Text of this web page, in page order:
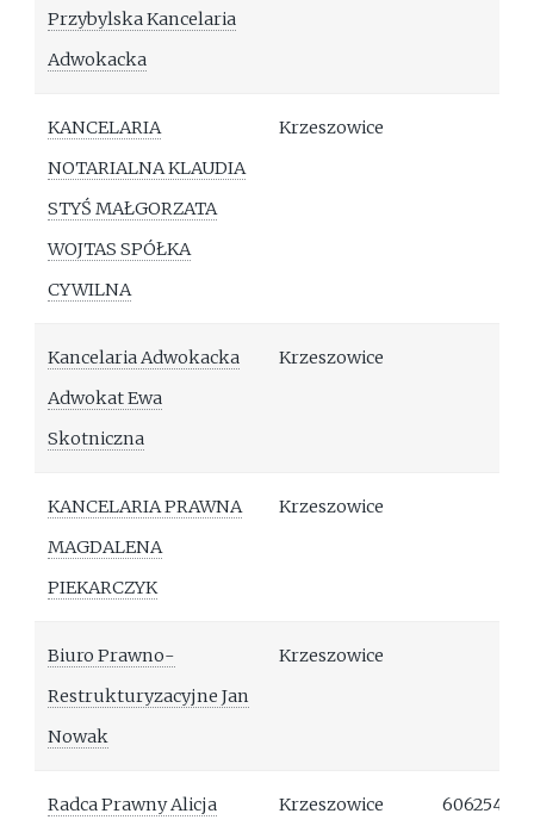
Przybylska Kancelaria
Adwokacka
KANCELARIA
NOTARIALNA KLAUDIA
STYŚ MAŁGORZATA
WOJTAS SPÓŁKA
CYWILNA
Krzeszowice
Kancelaria Adwokacka
Adwokat Ewa
Skotniczna
Krzeszowice
KANCELARIA PRAWNA
MAGDALENA
PIEKARCZYK
Krzeszowice
Biuro Prawno-
Restrukturyzacyjne Jan
Nowak
Krzeszowice
Radca Prawny Alicja Krzeszowice 606254733